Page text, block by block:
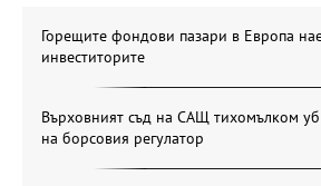
Горещите фондови пазари в Европа
инвеститорите
Върховният съд на САЩ тихомълком
на борсовия регулатор